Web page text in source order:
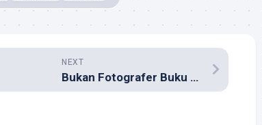
NEXT
Bukan Fotografer Buku Kuliner Jalansutra